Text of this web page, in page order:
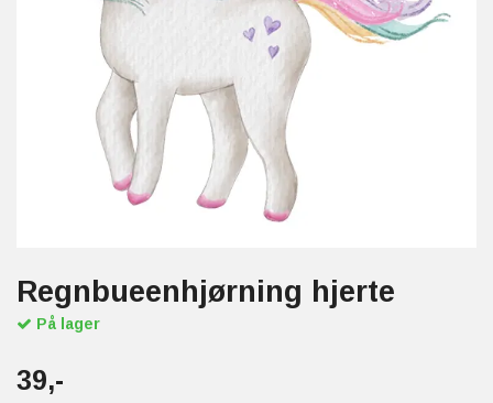
Regnbueenhjørning hjerte
På lager
39,-